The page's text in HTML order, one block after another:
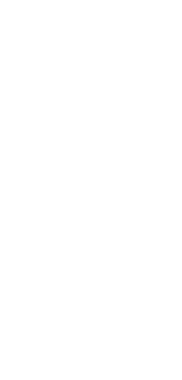
2026